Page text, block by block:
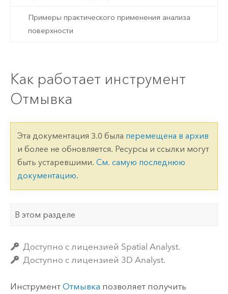
Примеры практического применения анализа
поверхности
Как работает инструмент
Отмывка
Эта документация 3.0 была перемещена в архив
и более не обновляется. Ресурсы и ссылки могут
быть устаревшими. См. самую последнюю
документацию.
В этом разделе
Доступно с лицензией Spatial Analyst.
Доступно с лицензией 3D Analyst.
Инструмент Отмывка позволяет получить